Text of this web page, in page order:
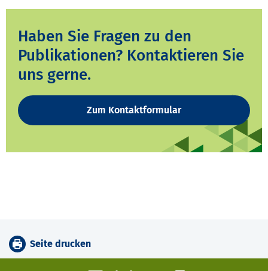
Haben Sie Fragen zu den
Publikationen? Kontaktieren Sie
uns gerne.
Zum Kontaktformular
Seite drucken